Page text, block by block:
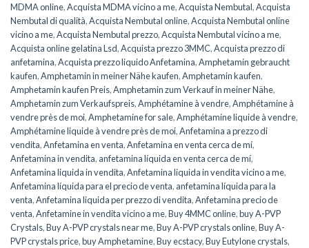
MDMA online,Acquista MDMA vicino a me,Acquista Nembutal,Acquista
Nembutal di qualità,Acquista Nembutal online,Acquista Nembutal online
vicino a me,Acquista Nembutal prezzo,Acquista Nembutal vicino a me,
Acquista online gelatina Lsd,Acquista prezzo 3MMC,Acquista prezzo di
anfetamina,Acquista prezzo liquido Anfetamina,Amphetamin gebraucht
kaufen,Amphetamin in meiner Nähe kaufen,Amphetamin kaufen,
Amphetamin kaufen Preis,Amphetamin zum Verkauf in meiner Nähe,
Amphetamin zum Verkaufspreis,Amphétamine à vendre,Amphétamine à
vendre près de moi,Amphetamine for sale,Amphétamine liquide à vendre,
Amphétamine liquide à vendre près de moi,Anfetamina a prezzo di
vendita,Anfetamina en venta,Anfetamina en venta cerca de mí,
Anfetamina in vendita, anfetamina líquida en venta cerca de mí,
Anfetamina liquida in vendita,Anfetamina liquida in vendita vicino a me,
Anfetamina líquida para el precio de venta, anfetamina líquida para la
venta,Anfetamina liquida per prezzo di vendita,Anfetamina precio de
venta,Anfetamine in vendita vicino a me,Buy 4MMC online,buy A-PVP
Crystals,Buy A-PVP crystals near me,Buy A-PVP crystals online,Buy A-
PVP crystals price,buy Amphetamine,Buy ecstacy,Buy Eutylone crystals,